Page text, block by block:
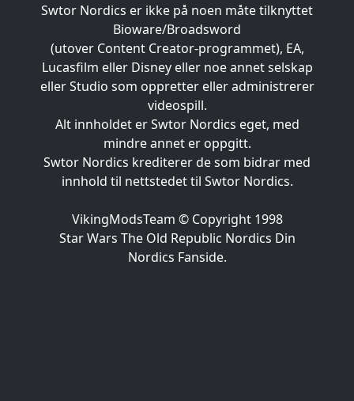
Swtor Nordics er ikke på noen måte tilknyttet
Bioware/Broadsword
(utover Content Creator-programmet), EA,
Lucasfilm eller Disney eller noe annet selskap
eller Studio som oppretter eller administrerer
videospill.
Alt innholdet er Swtor Nordics eget, med
mindre annet er oppgitt.
Swtor Nordics krediterer de som bidrar med
innhold til nettstedet til Swtor Nordics.
VikingModsTeam © Copyright 1998
Star Wars The Old Republic Nordics Din
Nordics Fanside.